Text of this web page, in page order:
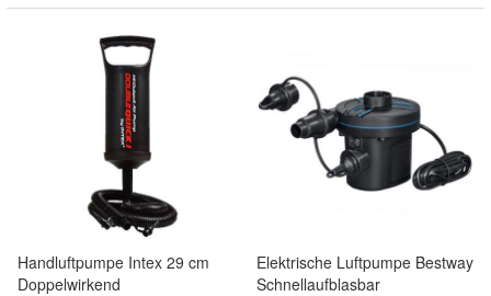
Handluftpumpe Intex 29 cm
Doppelwirkend
Elektrische Luftpumpe Bestway
Schnellaufblasbar